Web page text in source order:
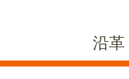
沿革